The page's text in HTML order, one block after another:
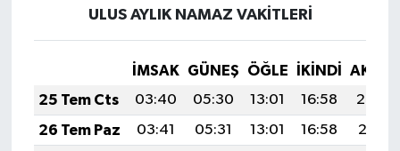
ULUS AYLIK NAMAZ VAKITLERI
İMSAK GÜNEŞ ÖĞLE İKINDI
25 Tem Cts
03:40 05:30 13:01 16:58
20:22
26 Tem Paz
03:41 05:31 13:01 16:58
20:21